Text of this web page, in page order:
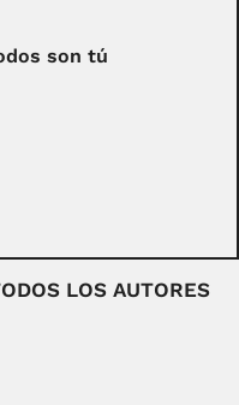
son tú
LOS AUTORES